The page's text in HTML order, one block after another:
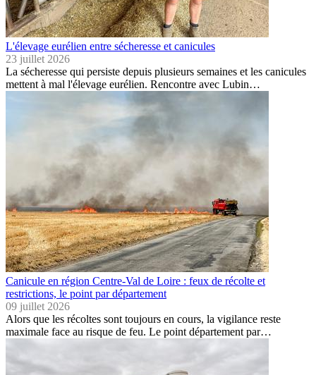
L'élevage eurélien entre sécheresse et canicules
23 juillet 2026
La sécheresse qui persiste depuis plusieurs semaines et les canicules
mettent à mal l'élevage eurélien. Rencontre avec Lubin…
Canicule en région Centre-Val de Loire : feux de récolte et
restrictions, le point par département
09 juillet 2026
Alors que les récoltes sont toujours en cours, la vigilance reste
maximale face au risque de feu. Le point département par…